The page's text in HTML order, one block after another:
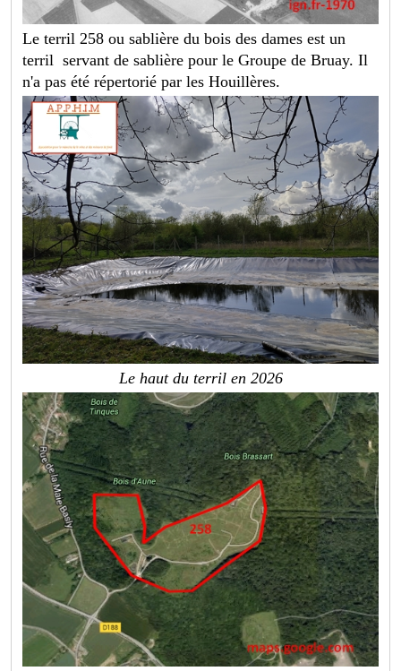
Le terril 258 ou sablière du bois des dames est un
terril servant de sablière pour le Groupe de Bruay. Il
n'a pas été répertorié par les Houillères.
Le haut du terril en 2026